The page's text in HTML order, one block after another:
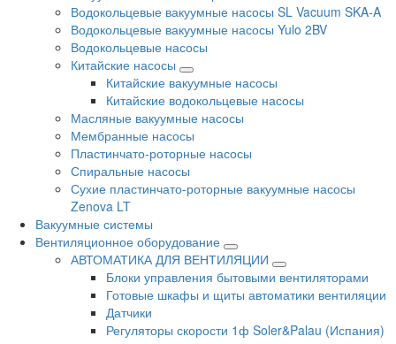
Водокольцевые вакуумные насосы SL Vacuum SKA-A
Водокольцевые вакуумные насосы Yulo 2BV
Водокольцевые насосы
Китайские насосы
Китайские вакуумные насосы
Китайские водокольцевые насосы
Масляные вакуумные насосы
Мембранные насосы
Пластинчато-роторные насосы
Спиральные насосы
Сухие пластинчато-роторные вакуумные насосы
Zenova LT
Вакуумные системы
Вентиляционное оборудование
АВТОМАТИКА ДЛЯ ВЕНТИЛЯЦИИ
Блоки управления бытовыми вентиляторами
Готовые шкафы и щиты автоматики вентиляции
Датчики
Регуляторы скорости 1ф Soler&Palau (Испания)